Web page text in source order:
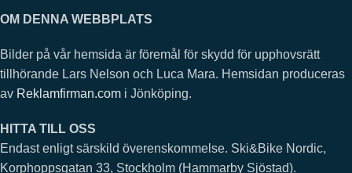
OM DENNA WEBBPLATS
Bilder på vår hemsida är föremål för skydd för upphovsrätt
tillhörande Lars Nelson och Luca Mara. Hemsidan produceras
av Reklamfirman.com i Jönköping.
HITTA TILL OSS
Endast enligt särskild överenskommelse. Ski&Bike Nordic,
Korphoppsgatan 33, Stockholm (Hammarby Sjöstad).